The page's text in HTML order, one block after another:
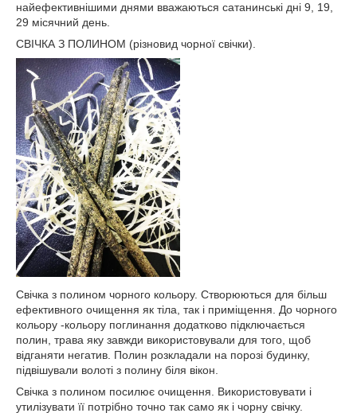
найефективнішими днями вважаються сатанинські дні 9, 19,
29 місячний день.
СВІЧКА З ПОЛИНОМ (різновид чорної свічки).
Свічка з полином чорного кольору. Створюються для більш
ефективного очищення як тіла, так і приміщення. До чорного
кольору -кольору поглинання додатково підключається
полин, трава яку завжди використовували для того, щоб
відганяти негатив. Полин розкладали на порозі будинку,
підвішували волоті з полину біля вікон.
Свічка з полином посилює очищення. Використовувати і
утилізувати її потрібно точно так само як і чорну свічку.